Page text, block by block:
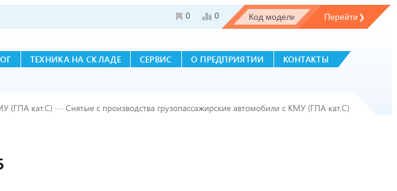
0 0
ТЕХНИКА НА СКЛАДЕ СЕРВИС О ПРЕДПРИЯТИИ КОНТАКТЫ
(ГПА кат.С) — Снятые с производства грузопассажирские автомобили с КМУ (ГПА кат.С)